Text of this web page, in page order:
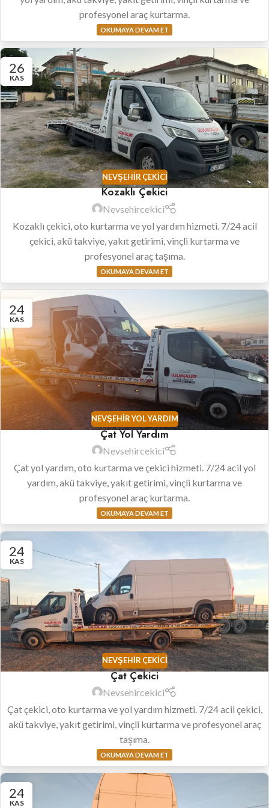
profesyonel araç kurtarma.
OKUMAYA DEVAM ET
26
KAS
NEVŞEHIR ÇEKICI
Kozaklı Çekici
Nevsehircekici
Kozaklı çekici, oto kurtarma ve yol yardım hizmeti. 7/24 acil
çekici, akü takviye, yakıt getirimi, vinçli kurtarma ve
profesyonel araç taşıma.
OKUMAYA DEVAM ET
24
KAS
NEVŞEHIR YOL YARDIM
Çat Yol Yardım
Nevsehircekici
Çat yol yardım, oto kurtarma ve çekici hizmeti. 7/24 acil yol
yardım, akü takviye, yakıt getirimi, vinçli kurtarma ve
profesyonel araç kurtarma.
OKUMAYA DEVAM ET
24
KAS
NEVŞEHIR ÇEKICI
Çat Çekici
Nevsehircekici
Çat çekici, oto kurtarma ve yol yardım hizmeti. 7/24 acil çekici,
akü takviye, yakıt getirimi, vinçli kurtarma ve profesyonel araç
taşıma.
OKUMAYA DEVAM ET
24
KAS